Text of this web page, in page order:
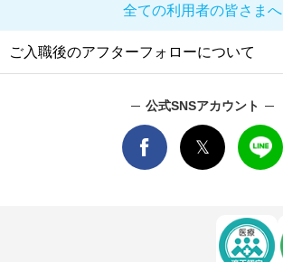
全ての利用者の皆さまへ
ご入職後のアフターフォローについて
公式SNSアカウント